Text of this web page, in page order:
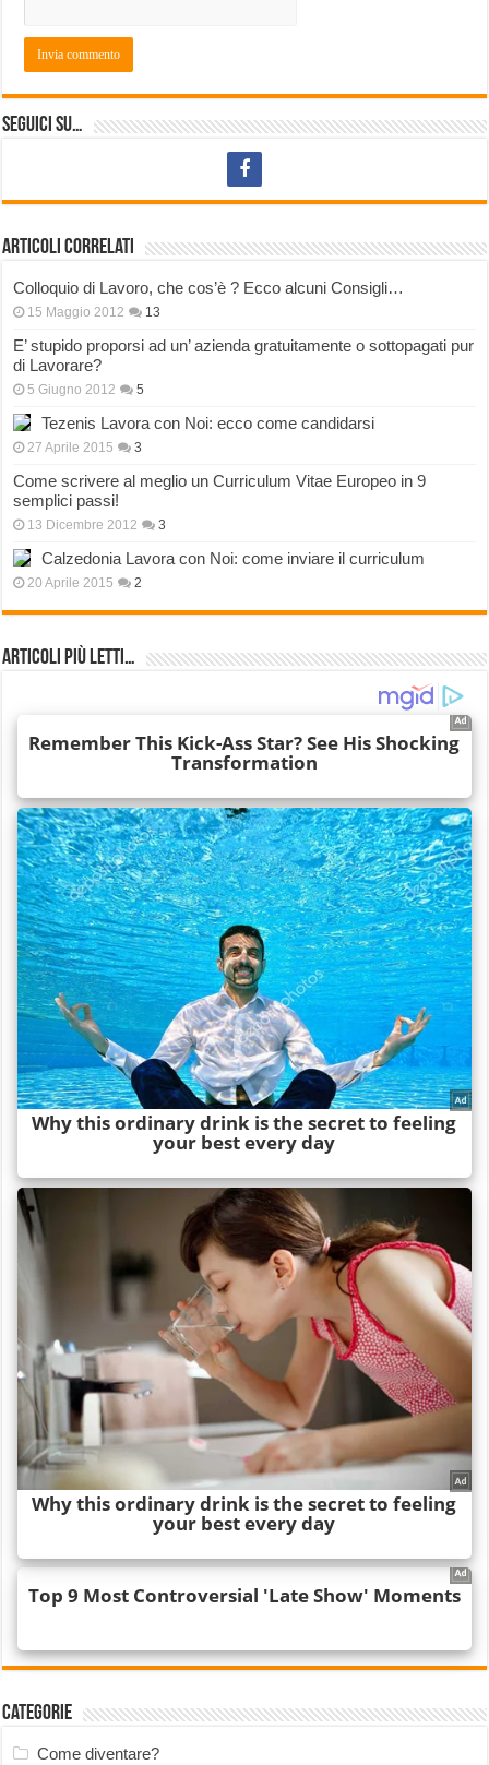
Seguici su…
Articoli correlati
Colloquio di Lavoro, che cos’è ? Ecco alcuni Consigli…
15 Maggio 2012 13
E’ stupido proporsi ad un’ azienda gratuitamente o sottopagati pur
di Lavorare?
5 Giugno 2012 5
Tezenis Lavora con Noi: ecco come candidarsi
27 Aprile 2015 3
Come scrivere al meglio un Curriculum Vitae Europeo in 9
semplici passi!
13 Dicembre 2012 3
Calzedonia Lavora con Noi: come inviare il curriculum
20 Aprile 2015 2
Articoli più Letti…
Categorie
Come diventare?